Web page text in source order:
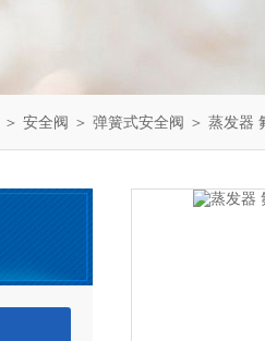
＞ 安全阀 ＞ 弹簧式安全阀 ＞ 蒸发器